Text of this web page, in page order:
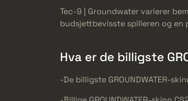
Tec-9 | Groundwater varierer
budsjettbevisste spilleren og en
Hva er de billigste
-De billigste GROUNDWATER-